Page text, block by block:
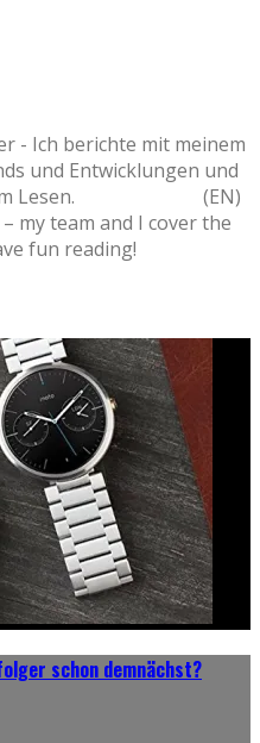
- Ich berichte mit meinem
und Entwicklungen und
beim Lesen. (EN)
my team and I cover the
have fun reading!
schon demnächst?